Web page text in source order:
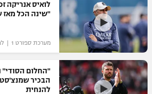
משתתפים וזוכים בפרסים
תקנון משתתפים וזוכים בפרסים
תקנון עבור פעילות אלקטרה
תקנון עבור פעילות ספורט 1 – "מרלן"
טניס
גיימינג E-Sports
ספורט מוטורי
כדורמים
פוטבול אמריקאי NFL
בייסבול MLB
לואיס אנריקה
"שינה הכל מאז
מערכת ספורט 1 | לפני 3 חודשים
"החלום
הבכיר
להנחית